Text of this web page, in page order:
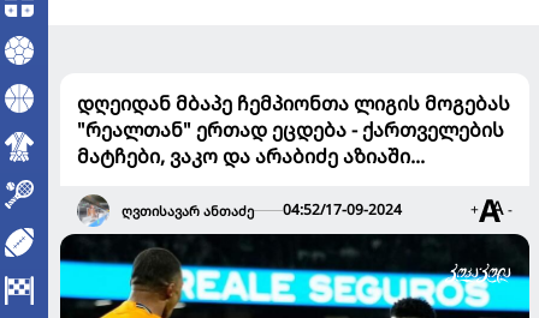
დღეიდან მბაპე ჩემპიონთა ლიგის მოგებას
"რეალთან" ერთად ეცდება - ქართველების
მატჩები, ვაკო და არაბიძე აზიაში...
ღვთისავარ ანთაძე 04:52/17-09-2024 + -